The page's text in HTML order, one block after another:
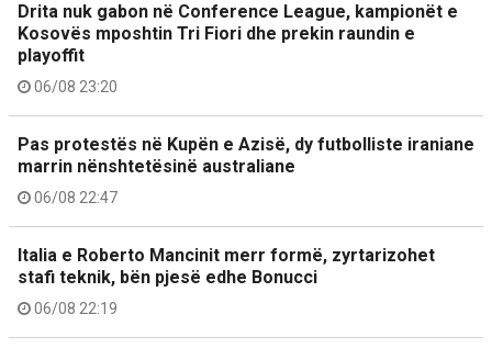
Drita nuk gabon në Conference League, kampionët e
Kosovës mposhtin Tri Fiori dhe prekin raundin e
playoffit
06/08 23:20
Pas protestës në Kupën e Azisë, dy futbolliste iraniane
marrin nënshtetësinë australiane
06/08 22:47
Italia e Roberto Mancinit merr formë, zyrtarizohet
stafi teknik, bën pjesë edhe Bonucci
06/08 22:19